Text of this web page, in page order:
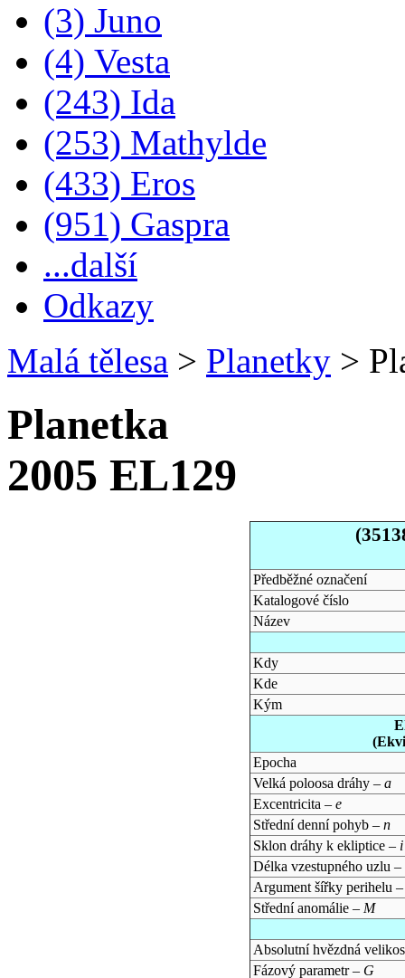
(3) Juno
(4) Vesta
(243) Ida
(253) Mathylde
(433) Eros
(951) Gaspra
...další
Odkazy
Malá tělesa > Planetky >
Planetka
2005 EL129
Předběžné označení
Katalogové číslo
Název
Kdy
Kde
Kým
Epocha
Velká poloosa dráhy – a
Excentricita – e
Střední denní pohyb – n
Sklon dráhy k ekliptice – i
Délka vzestupného uzlu –
Argument šířky perihelu
Střední anomálie – M
Absolutní hvězdná
Fázový parametr – G